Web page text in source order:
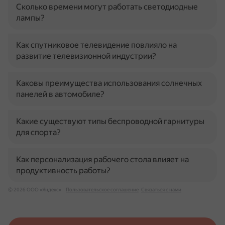
Сколько времени могут работать светодиодные
лампы?
Как спутниковое телевидение повлияло на
развитие телевизионной индустрии?
Каковы преимущества использования солнечных
панелей в автомобиле?
Какие существуют типы беспроводной гарнитуры
для спорта?
Как персонализация рабочего стола влияет на
продуктивность работы?
© 2026 ООО «Яндекс» Пользовательское соглашение Связаться с нами